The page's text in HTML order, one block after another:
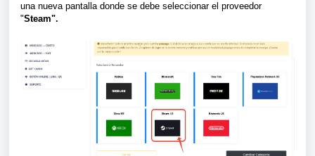
una nueva pantalla donde se debe seleccionar el proveedor
"Steam".